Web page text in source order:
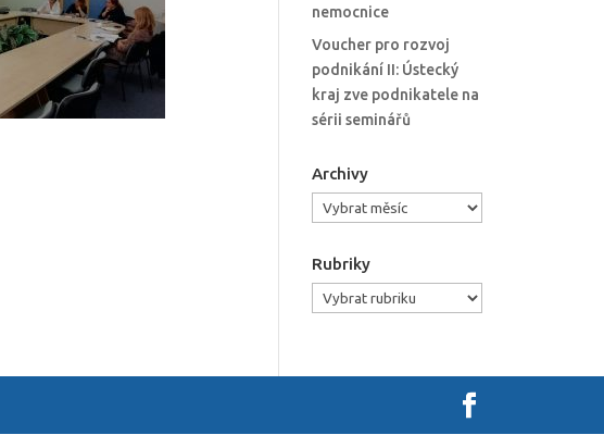
nemocnice
Voucher pro rozvoj
podnikání II: Ústecký
kraj zve podnikatele na
sérii seminářů
Archivy
Archivy
Rubriky
Rubriky